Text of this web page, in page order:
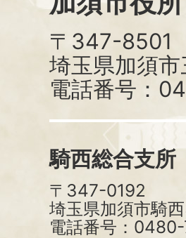
〒347-8501
埼玉県加須
電話番号：
騎西総合支所
〒347-0192
埼玉県加須市騎
電話番号：0480-